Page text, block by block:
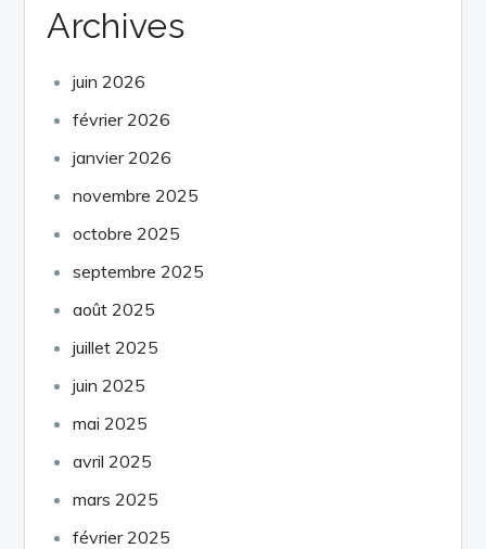
Archives
juin 2026
février 2026
janvier 2026
novembre 2025
octobre 2025
septembre 2025
août 2025
juillet 2025
juin 2025
mai 2025
avril 2025
mars 2025
février 2025